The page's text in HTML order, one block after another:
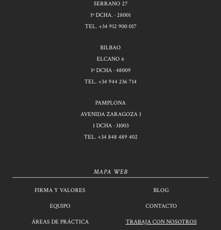
SERRANO 27
1º DCHA. · 28001
TEL. +34 912 900 017
BILBAO
ELCANO 6
1º DCHA · 48009
TEL. +34 944 236 714
PAMPLONA
AVENIDA ZARAGOZA 1
1 DCHA · 31003
TEL. +34 848 489 402
MAPA WEB
FIRMA Y VALORES
EQUIPO
ÁREAS DE PRÁCTICA
BLOG
CONTACTO
TRABAJA CON NOSOTROS